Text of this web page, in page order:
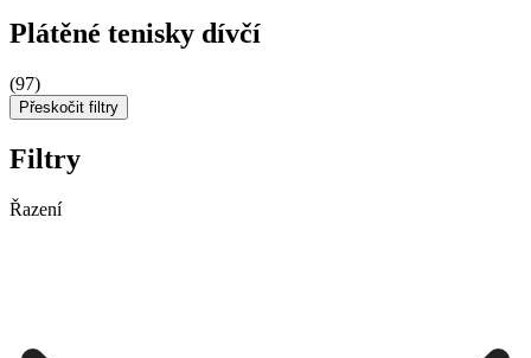
Plátěné tenisky dívčí
(97)
Přeskočit filtry
Filtry
Řazení